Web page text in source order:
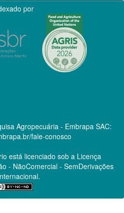
por
Agropecuária - Embrapa SAC:
fale-conosco
está licenciado sob a Licença
- NãoComercial - SemDerivações